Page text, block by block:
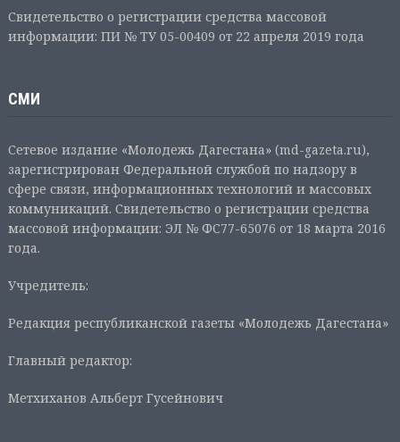
Свидетельство о регистрации средства массовой
информации: ПИ № ТУ 05-00409 от 22 апреля 2019 года
СМИ
Сетевое издание «Молодежь Дагестана» (md-gazeta.ru),
зарегистрирован Федеральной службой по надзору в
сфере связи, информационных технологий и массовых
коммуникаций. Свидетельство о регистрации средства
массовой информации: ЭЛ № ФС77-65076 от 18 марта 2016
года.
Учредитель:
Редакция республиканской газеты «Молодежь Дагестана»
Главный редактор:
Метхиханов Альберт Гусейнович